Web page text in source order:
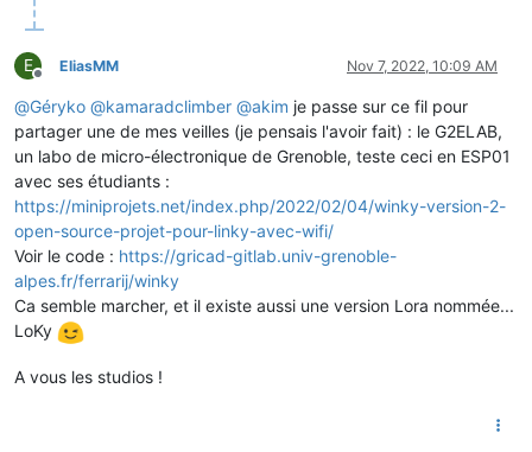
E
Offline
EliasMM Nov 7, 2022, 10:09 AM
@Géryko @kamaradclimber @akim je passe sur ce fil pour
partager une de mes veilles (je pensais l'avoir fait) : le G2ELAB,
un labo de micro-électronique de Grenoble, teste ceci en ESP01
avec ses étudiants :
https://miniprojets.net/index.php/2022/02/04/winky-version-2-
open-source-projet-pour-linky-avec-wifi/
Voir le code : https://gricad-gitlab.univ-grenoble-
alpes.fr/ferrarij/winky
Ca semble marcher, et il existe aussi une version Lora nommée...
LoKy
A vous les studios !